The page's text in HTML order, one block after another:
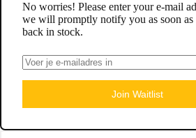
No worries! Please enter your e-mail
we will promptly notify you as soon as
back in stock.
Join Waitlist